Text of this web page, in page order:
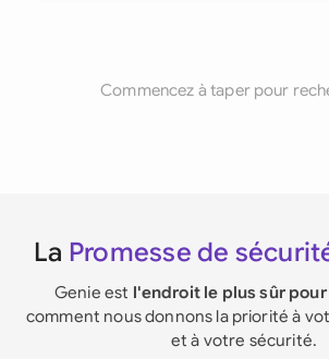
Commencez à taper pour
La Promesse de
Genie est l'endroit le plus sûr
comment nous donnons la priorité à
et à votre sécurité.